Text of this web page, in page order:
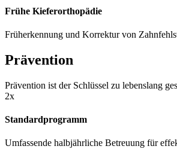
Frühe Kieferorthopädie
Früherkennung und Korrektur von
Prävention
Prävention ist der Schlüssel zu lebenslang
2x
Standardprogramm
Umfassende halbjährliche Betreuung für